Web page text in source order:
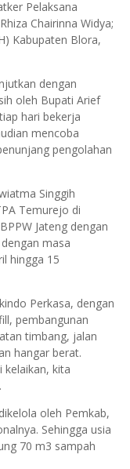
Pelaksana
Chairinna Widya;
Kabupaten Blora,
dengan
oleh Bupati Arief
hari bekerja
mencoba
pengolahan
Singgih
Temurejo di
Jateng dengan
masa
hingga 15
Perkasa, dengan
pembangunan
timbang, jalan
hangar berat.
kelaikan, kita
oleh Pemkab,
Sehingga usia
70 m3 sampah